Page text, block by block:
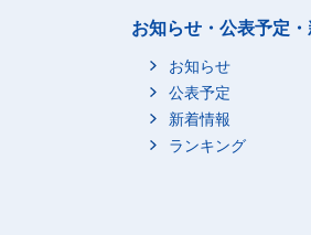
お知らせ・公表予定
お知らせ
公表予定
新着情報
ランキング